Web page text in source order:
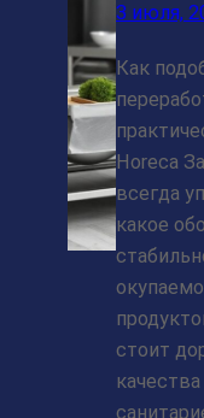
3 июля,
Как
Horeca
всегда
какое
стоит